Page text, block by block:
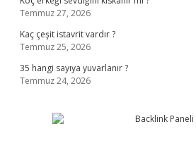
Temmuz 27, 2026
Kaç çeşit istavrit vardır ?
Temmuz 25, 2026
35 hangi sayıya yuvarlanır ?
Temmuz 24, 2026